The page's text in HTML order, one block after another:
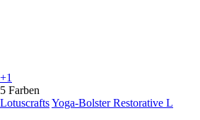
+1
5 Farben
LotuscraftsYoga-Bolster Restorative L